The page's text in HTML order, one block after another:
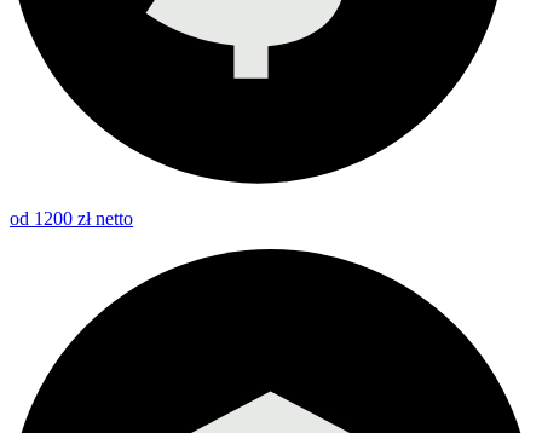
od 1200 zł netto